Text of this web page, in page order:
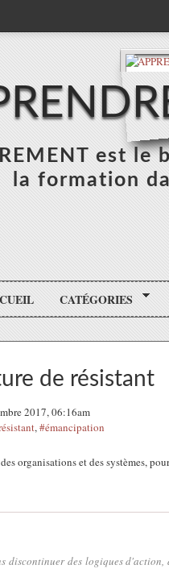
est
la formation
CATÉGORIES
de résistant
2017, 06:16am
,#émancipation
organisations et des systèmes,
discontinuer des logiques d'action,